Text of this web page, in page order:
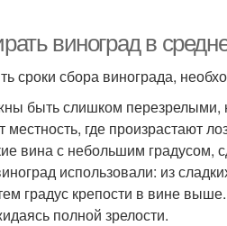
виноград в
сроки сбора винограда,
быть слишком перезрелыми,
местность, где произрастают
вина с небольшим градусом,
использовали: из
градус крепости в вине
полной зрелости.